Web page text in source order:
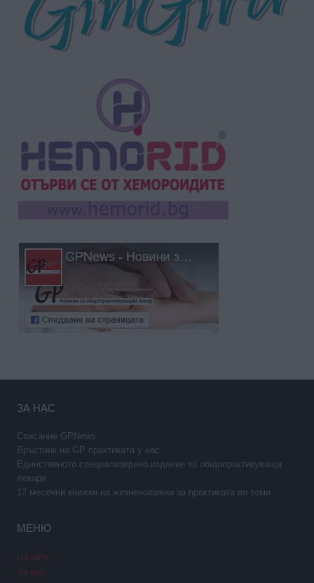
ЗА НАС
Списание GPNews
Връстник на GP практиката у нас
Единственото специализирано издание за общопрактикуващи
лекари
12 месечни книжки на жизненоважни за практиката ви теми
МЕНЮ
Начало
За нас